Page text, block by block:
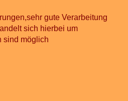
gute Verarbeitung
sich hierbei um
sind möglich